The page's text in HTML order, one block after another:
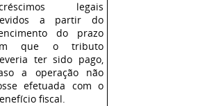
legais
a partir do
do prazo
que o tributo
ter sido pago,
a operação não
efetuada com o
fiscal.